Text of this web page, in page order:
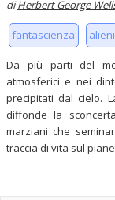
diHerbert George
fantascienza alieni
Da più parti del
atmosferici e nei
precipitati dal cielo.
diffonde la
marziani che
traccia di vita sul